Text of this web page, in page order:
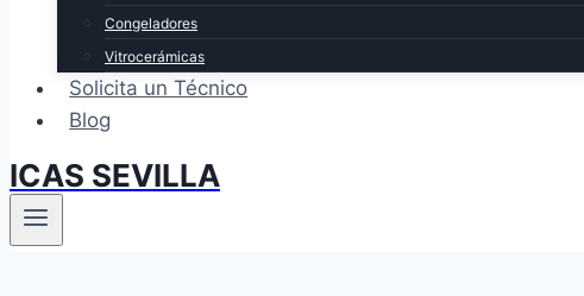
Congeladores
Vitrocerámicas
Solicita un Técnico
Blog
ICAS SEVILLA